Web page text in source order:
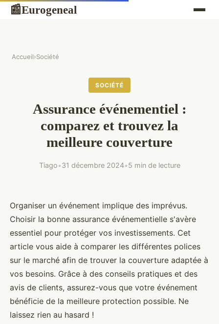
📰Eurogeneal
Accueil›Société
SOCIÉTÉ
Assurance événementiel :
comparez et trouvez la
meilleure couverture
Tiago•31 décembre 2024•5 min de lecture
Organiser un événement implique des imprévus.
Choisir la bonne assurance événementielle s'avère
essentiel pour protéger vos investissements. Cet
article vous aide à comparer les différentes polices
sur le marché afin de trouver la couverture adaptée à
vos besoins. Grâce à des conseils pratiques et des
avis de clients, assurez-vous que votre événement
bénéficie de la meilleure protection possible. Ne
laissez rien au hasard !